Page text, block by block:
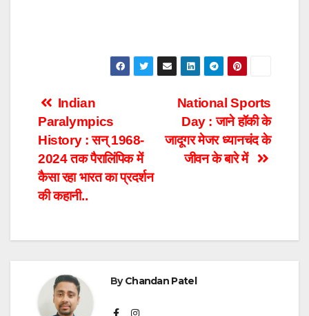
Post
navigation
National Sports
Day : जाने हॉकी के
जादूगर मेजर ध्यानचंद के
जीवन के बारे में
Indian
Paralympics
History : सन् 1968-
2024 तक पैरालिंपिक में
कैसा रहा भारत का प्रदर्शन
की कहानी..
ByChandan Patel